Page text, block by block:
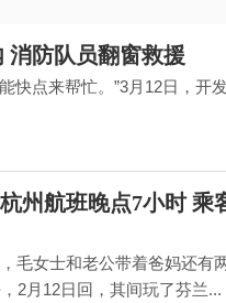
消防队员翻窗救援
快点来帮忙。”3月12日，开
州航班晚点7小时 乘
毛女士和老公带着爸妈还有
2月12日回，其间玩了芬兰...